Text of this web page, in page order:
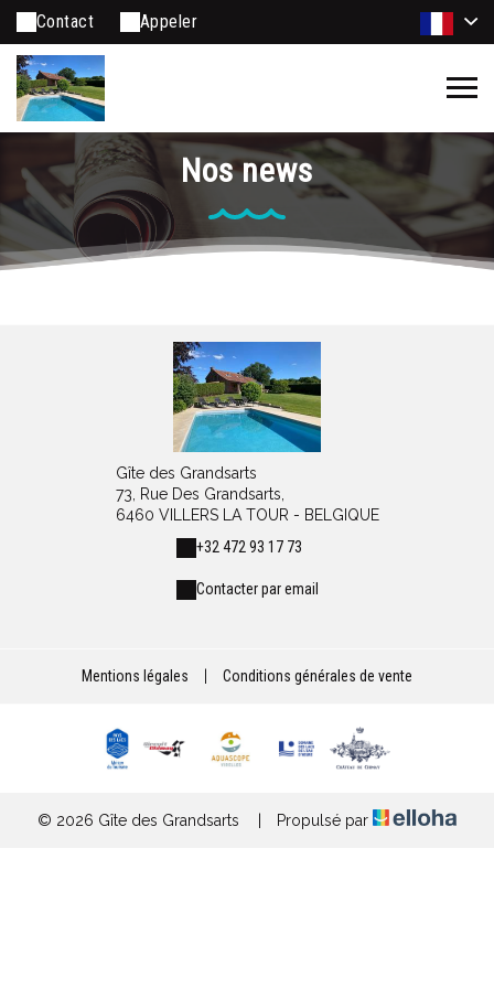
Contact Appeler
Nos news
Gîte des Grandsarts
73, Rue Des Grandsarts,
6460 VILLERS LA TOUR - BELGIQUE
+32 472 93 17 73
Contacter par email
Mentions légales Conditions générales de vente
© 2026 Gîte des Grandsarts Propulsé par